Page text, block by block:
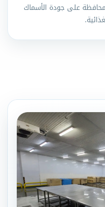
على جودة الأسماك